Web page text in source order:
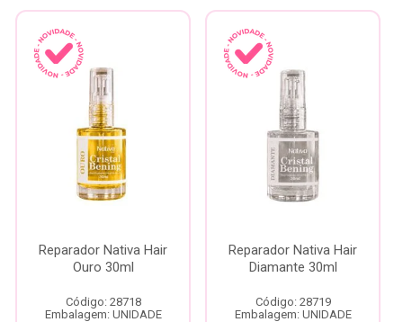
Reparador Nativa Hair
Ouro 30ml
Código: 28718
Embalagem: UNIDADE
Reparador Nativa Hair
Diamante 30ml
Código: 28719
Embalagem: UNIDADE